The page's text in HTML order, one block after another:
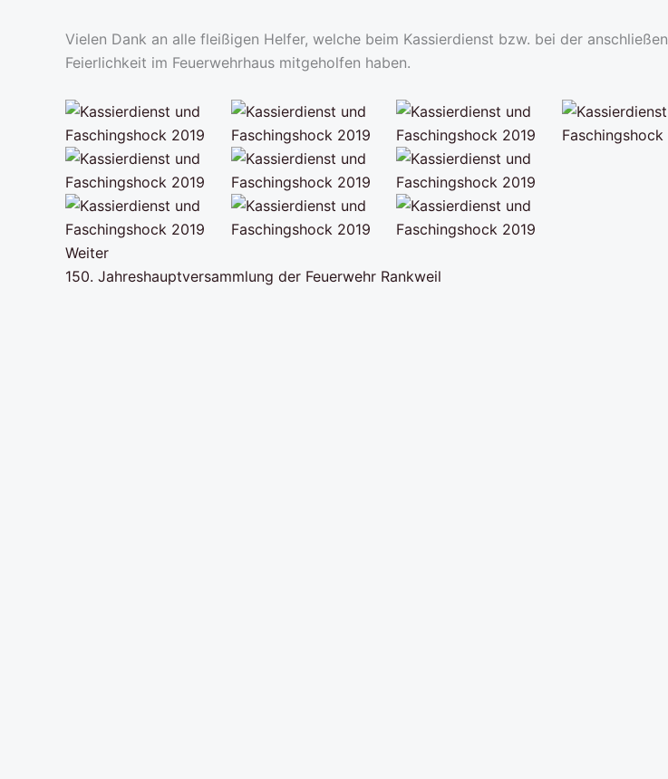
Vielen Dank an alle fleißigen Helfer, welche beim Kassierdienst bzw. bei der
Feierlichkeit im Feuerwehrhaus mitgeholfen haben.
Weiter
150. Jahreshauptversammlung der Feuerwehr Rankweil